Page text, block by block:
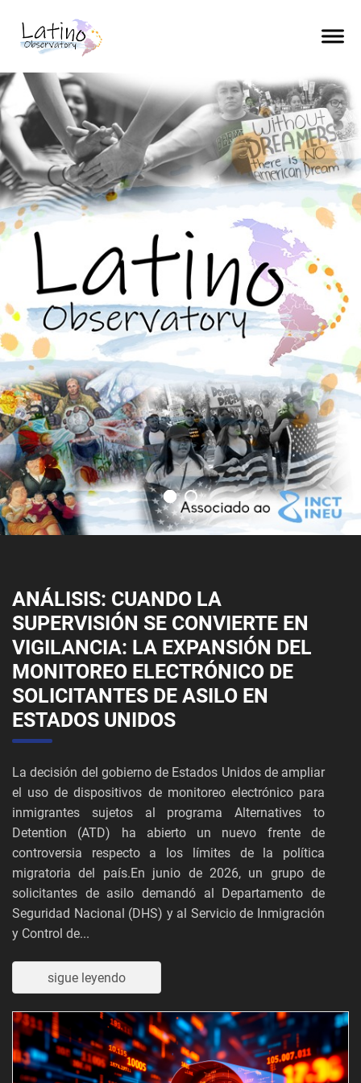
ANÁLISIS: CUANDO LA
SUPERVISIÓN SE CONVIERTE EN
VIGILANCIA: LA EXPANSIÓN DEL
MONITOREO ELECTRÓNICO DE
SOLICITANTES DE ASILO EN
ESTADOS UNIDOS
La decisión del gobierno de Estados Unidos de ampliar
el uso de dispositivos de monitoreo electrónico para
inmigrantes sujetos al programa Alternatives to
Detention (ATD) ha abierto un nuevo frente de
controversia respecto a los límites de la política
migratoria del país.En junio de 2026, un grupo de
solicitantes de asilo demandó al Departamento de
Seguridad Nacional (DHS) y al Servicio de Inmigración
y Control de...
sigue leyendo